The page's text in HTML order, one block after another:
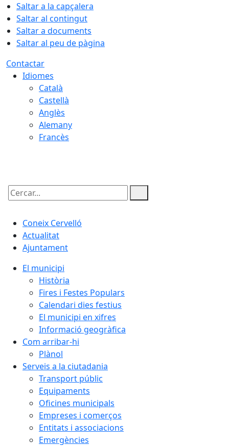
Saltar a la capçalera
Saltar al contingut
Saltar a documents
Saltar al peu de pàgina
Contactar
Idiomes
Català
Castellà
Anglès
Alemany
Francès
Cercar:
Coneix Cervelló
Actualitat
Ajuntament
El municipi
Història
Fires i Festes Populars
Calendari dies festius
El municipi en xifres
Informació geogràfica
Com arribar-hi
Plànol
Serveis a la ciutadania
Transport públic
Equipaments
Oficines municipals
Empreses i comerços
Entitats i associacions
Emergències